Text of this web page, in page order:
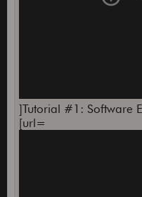
]Tutorial #1: Software
[url=